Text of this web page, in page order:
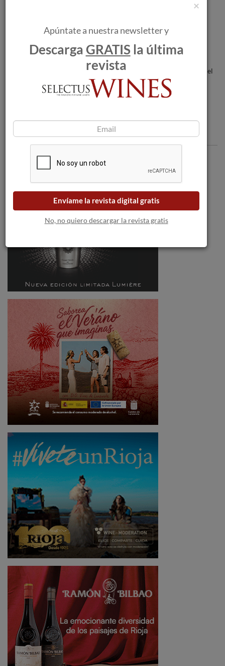
Familiares Matarromera.
Una bodega italiana lanza una botella de
vino al mercado para ayudar a combatir el
Coronavirus
Comentarios
×
Apúntate a nuestra newsletter y
DescargaGRATIS la última
revista
Envíame la revista digital gratis
No, no quiero descargar la revista gratis